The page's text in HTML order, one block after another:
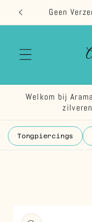
naar de
content
Geen
Welkom bij
Tongpiercings
direct naar